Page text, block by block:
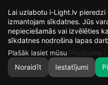
14
DIENAS
2
STUNDAS
Lai uzlabotu i-Light.lv
izmantojam sīkdatnes. Jūs
nepieciešamās vai izvēlēties
sīkdatnes nodrošina lapas
Plašāk lasiet mūsu Privātuma
Noraidīt
Iestatījumi